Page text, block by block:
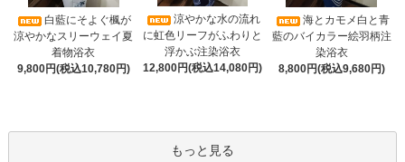
白藍にそよぐ楓が
涼やかなスリーウェイ夏
着物浴衣
9,800円(税込10,780円)
涼やかな水の流れ
に虹色リーフがふわりと
浮かぶ注染浴衣
12,800円(税込14,080円)
海とカモメ白と青
藍のバイカラー絵羽柄注
染浴衣
8,800円(税込9,680円)
もっと見る